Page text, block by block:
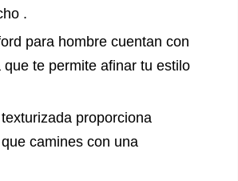
.
para hombre cuentan con
te permite afinar tu estilo
proporciona
camines con una